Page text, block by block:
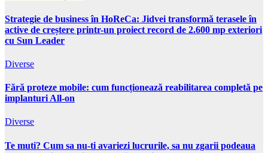
Strategie de business în HoReCa: Jidvei transformă terasele în
active de creștere printr-un proiect record de 2.600 mp exteriori
cu Sun Leader
Diverse
Fără proteze mobile: cum funcționează reabilitarea completă pe
implanturi All-on
Diverse
Te muti? Cum sa nu-ti avariezi lucrurile, sa nu zgarii podeaua